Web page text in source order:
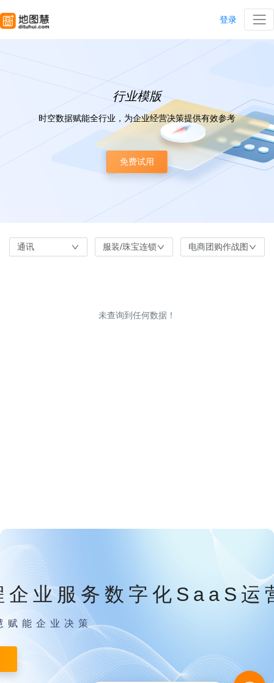
登录
行业模版
时空数据赋能全行业，为企业经营决策提供有效参考
免费试用
通讯 服装/珠宝连锁 电商团购作战图
未查询到任何数据！
企业服务数字化SaaS运
赋能企业决策